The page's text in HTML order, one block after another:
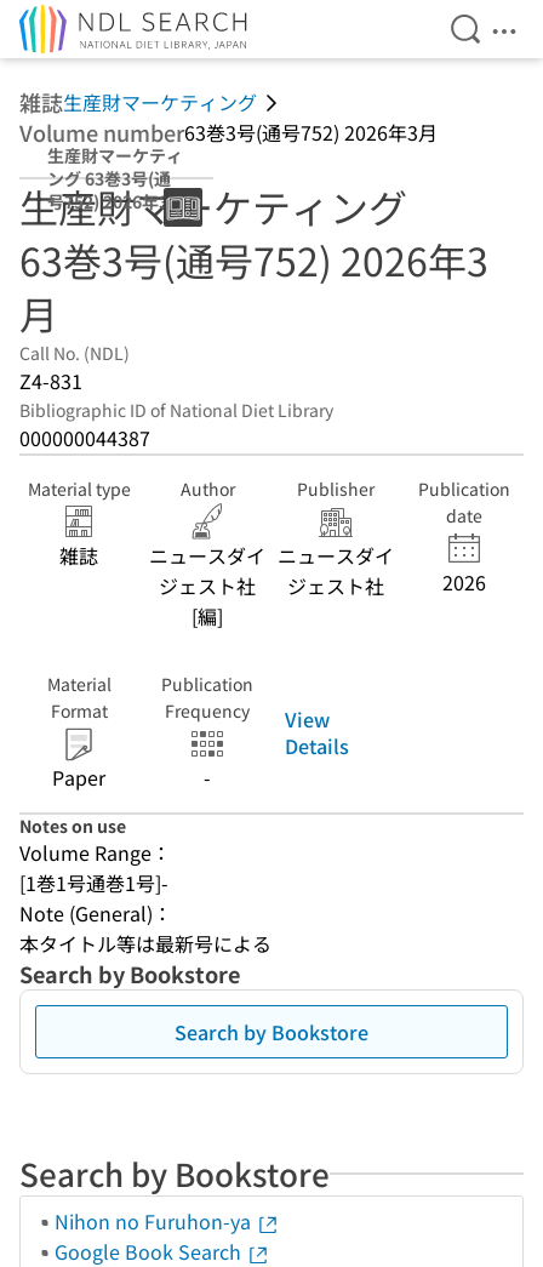
Open
雑誌生産財マーケティング
Volume number63巻3号(通号752) 2026年3月
生産財マーケティ
ング 63巻3号(通
号752) 2026年3月
生産財マーケティング
63巻3号(通号752) 2026年3
月
Call No. (NDL)
Z4-831
Bibliographic ID of National Diet Library
000000044387
Material type
雑誌
Author
ニュースダイ
ジェスト社
[編]
Publisher
ニュースダイ
ジェスト社
Publication
date
2026
Material
Format
Paper
Publication
Frequency
-
View
Details
Notes on use
Volume Range：
[1巻1号通巻1号]-
Note (General)：
本タイトル等は最新号による
Search by Bookstore
Search by Bookstore
Search by Bookstore
Nihon no Furuhon-ya
Google Book Search